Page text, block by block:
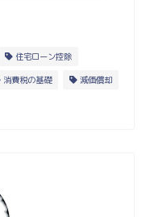
住宅ローン控除
消費税の基礎 減価償却